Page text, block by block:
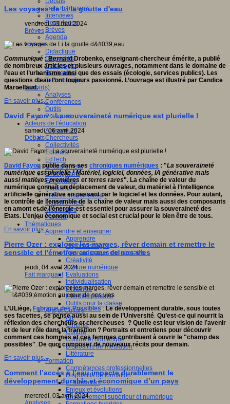
Faits marquants
Interviews
Reportages
Brèves
Agenda
Innover
Didactique
Dispositifs
Pédagogie
Recherche
Technologies
Savoir(s)
Analyses
Conférences
Outils
Pratiques
Acteurs de l'éducation
Animateurs
Chercheurs
Collectivités
Editeurs
EdTech
Encadrement
Enseignants
Entreprises
Etudiants
Filières industrielles
Institutionnels
Médiateurs
Parents
Thématiques
Apprendre et enseigner
Apprendre
Apprentissages
Apprentissages collaboratifs
Créativité
Culture numérique
Evaluations
Individualisation
Initiatives
Interdisciplinarité
Outils pour la classe
Arts et Culture
Art
Cinéma
Culture
Culture et numérique
Dispositifs de médiation
Littérature
Formation
Compétences professionnelles
Dispositifs de formation
E- formation
Enjeux et évolutions
Enseignement supérieur et numérique
Les voyages de Li la goutte d'eau
vendredi, 03 mai 2024
Brèves
Communiqué : Bernard Drobenko, enseignant-chercheur émérite, a publié
de nombreux articles et plusieurs ouvrages, notamment dans le domaine de
l’eau et l’urbanisme ainsi que des essais (écologie, services publics). Les
questions d’eau l’ont toujours passionné. L’ouvrage est illustré par Candice
Marcellaud.
En savoir plus...
David Fayon : La souveraineté numérique est plurielle !
samedi, 06 avril 2024
Débats
David Fayon publie dans ses chroniques numériques : "La souveraineté
numérique est plurielle ! Matériel, logiciel, données, IA générative mais
aussi matières premières et terres rares". La chaîne de valeur du
numérique connaît un déplacement de valeur, du matériel à l’intelligence
artificielle générative en passant par le logiciel et les données. Pour autant,
le contrôle de l’ensemble de la chaîne de valeur mais aussi des composants
en amont et de l’énergie est essentiel pour assurer la souveraineté des
Etats. L’enjeu économique et social est crucial pour le bien être de tous.
En savoir plus...
Pierre Ozer : explorer les marges, rêver demain et remettre le
sensible et l'émotion au cœur de nos vies
jeudi, 04 avril 2024
Fait marquant
L'ULiège, Fabrique des Possibles:Le développement durable, sous toutes
ses facettes, se pense aussi au sein de l’Université. Qu’est-ce qui nourrit la
réflexion des chercheurs et chercheuses ? Quelle est leur vision de l’avenir
et de leur rôle dans la transition ? Portraits et entretiens pour découvrir
comment ces hommes et ces femmes contribuent à ouvrir le "champ des
possibles". De quoi composer de nouveaux récits pour demain.
En savoir plus...
Comment l’accès à l’eau impacte durablement le
développement durable et économique d’un pays
mercredi, 03 avril 2024